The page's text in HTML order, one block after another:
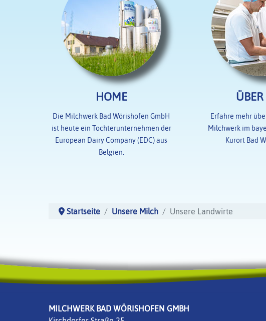
HOME
Die Milchwerk Bad Wörishofen GmbH
ist heute ein Tochterunternehmen der
European Dairy Company (EDC) aus
Belgien.
Erfahre mehr
Milchwerk im
Kurort Bad
Startseite Unsere Milch Unsere Landwirte
MILCHWERK BAD WÖRISHOFEN GMBH